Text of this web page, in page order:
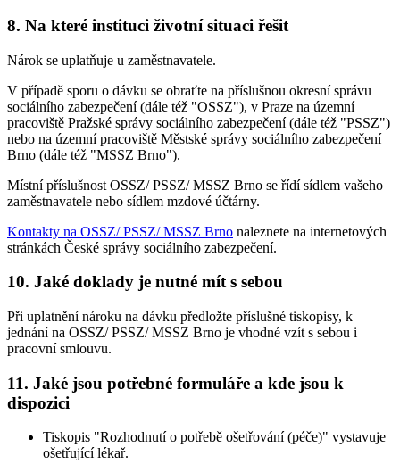
8. Na které instituci životní situaci řešit
Nárok se uplatňuje u zaměstnavatele.
V případě sporu o dávku se obraťte na příslušnou okresní správu
sociálního zabezpečení (dále též "OSSZ"), v Praze na územní
pracoviště Pražské správy sociálního zabezpečení (dále též "PSSZ")
nebo na územní pracoviště Městské správy sociálního zabezpečení
Brno (dále též "MSSZ Brno").
Místní příslušnost OSSZ/ PSSZ/ MSSZ Brno se řídí sídlem vašeho
zaměstnavatele nebo sídlem mzdové účtárny.
Kontakty na OSSZ/ PSSZ/ MSSZ Brno naleznete na internetových
stránkách České správy sociálního zabezpečení.
10. Jaké doklady je nutné mít s sebou
Při uplatnění nároku na dávku předložte příslušné tiskopisy, k
jednání na OSSZ/ PSSZ/ MSSZ Brno je vhodné vzít s sebou i
pracovní smlouvu.
11. Jaké jsou potřebné formuláře a kde jsou k
dispozici
Tiskopis "Rozhodnutí o potřebě ošetřování (péče)" vystavuje
ošetřující lékař.